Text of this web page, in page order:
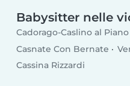
Babysitter nelle
Cadorago-Caslino al Piano
Casnate Con Bernate
Cassina Rizzardi